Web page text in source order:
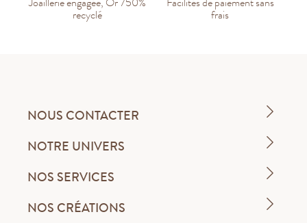
recyclé frais
NOUS CONTACTER
NOTRE UNIVERS
NOS SERVICES
NOS CRÉATIONS